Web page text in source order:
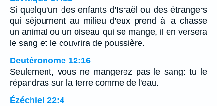
Si quelqu'un des enfants d'Israël ou des étrangers
qui séjournent au milieu d'eux prend à la chasse
un animal ou un oiseau qui se mange, il en versera
le sang et le couvrira de poussière.
Deutéronome 12:16
Seulement, vous ne mangerez pas le sang: tu le
répandras sur la terre comme de l'eau.
Ézéchiel 22:4